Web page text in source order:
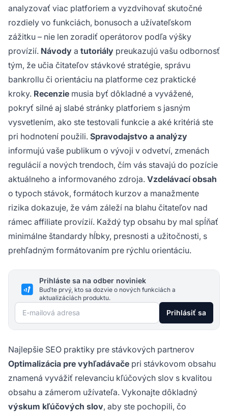
analyzovať viac platforiem a vyzdvihovať skutočné
rozdiely vo funkciách, bonusoch a užívateľskom
zážitku – nie len zoradiť operátorov podľa výšky
provízií. Návody a tutoriály preukazujú vašu odbornosť
tým, že učia čitateľov stávkové stratégie, správu
bankrollu či orientáciu na platforme cez praktické
kroky. Recenzie musia byť dôkladné a vyvážené,
pokryť silné aj slabé stránky platforiem s jasným
vysvetlením, ako ste testovali funkcie a aké kritériá ste
pri hodnotení použili. Spravodajstvo a analýzy
informujú vaše publikum o vývoji v odvetví, zmenách
regulácií a nových trendoch, čím vás stavajú do pozície
aktuálneho a informovaného zdroja. Vzdelávací obsah
o typoch stávok, formátoch kurzov a manažmente
rizika dokazuje, že vám záleží na blahu čitateľov nad
rámec affiliate provízií. Každý typ obsahu by mal spĺňať
minimálne štandardy hĺbky, presnosti a užitočnosti, s
prehľadným formátovaním pre rýchlu orientáciu.
Prihláste sa na odber noviniek
Buďte prvý, kto sa dozvie o nových funkciách a
aktualizáciách produktu.
E-mailová adresa Prihlásiť sa
Najlepšie SEO praktiky pre stávkových partnerov
Optimalizácia pre vyhľadávače pri stávkovom obsahu
znamená vyvážiť relevanciu kľúčových slov s kvalitou
obsahu a zámerom užívateľa. Vykonajte dôkladný
výskum kľúčových slov, aby ste pochopili, čo